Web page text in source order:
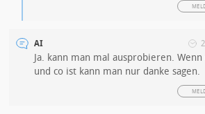
AI
Ja. kann man mal ausprobieren.
und co ist kann man nur danke sagen.